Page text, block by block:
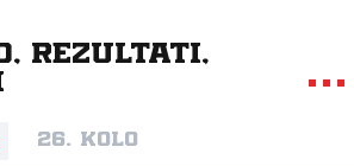
rezultati,
26. kolo